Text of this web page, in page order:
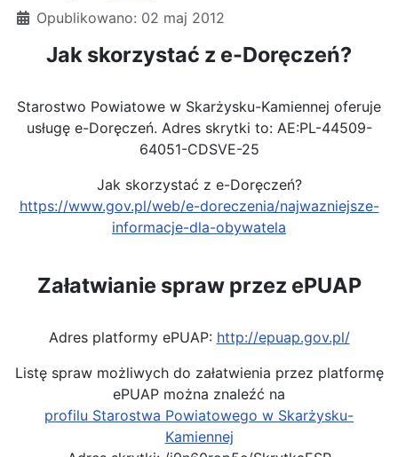
Opublikowano: 02 maj 2012
Jak skorzystać z e-Doręczeń?
Starostwo Powiatowe w Skarżysku-Kamiennej oferuje
usługę e-Doręczeń. Adres skrytki to: AE:PL-44509-
64051-CDSVE-25
Jak skorzystać z e-Doręczeń?
https://www.gov.pl/web/e-doreczenia/najwazniejsze-
informacje-dla-obywatela
Załatwianie spraw przez ePUAP
Adres platformy ePUAP: http://epuap.gov.pl/
Listę spraw możliwych do załatwienia przez platformę
ePUAP można znaleźć na
profilu Starostwa Powiatowego w Skarżysku-
Kamiennej